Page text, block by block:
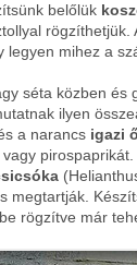
belőlük
legyen mihez a
séta közben
ilyen
a narancs igazi
megtartják.
rögzítve már